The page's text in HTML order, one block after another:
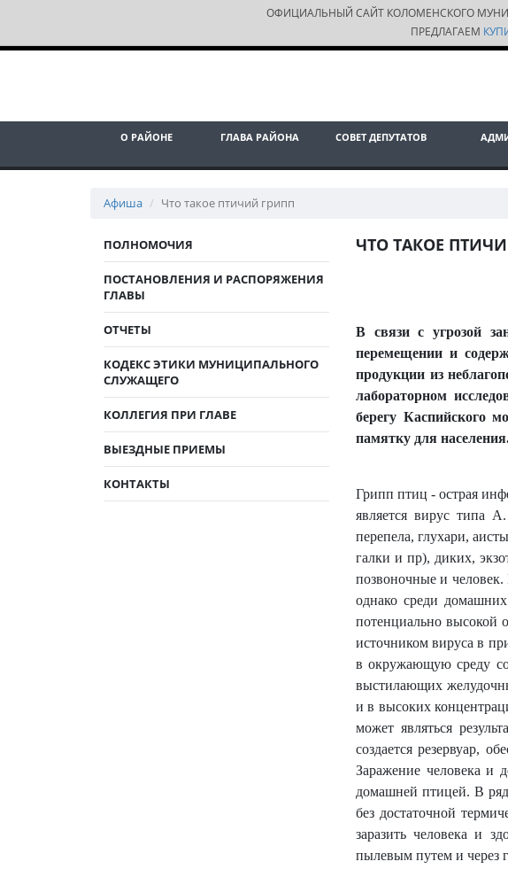
ОФИЦИАЛЬНЫЙ САЙТ КОЛОМЕНСКОГО
ПРЕДЛАГАЕМ
О РАЙОНЕ ГЛАВА РАЙОНА СОВЕТ ДЕПУТАТОВ
Афиша Что такое птичий грипп
ПОЛНОМОЧИЯ
ПОСТАНОВЛЕНИЯ И РАСПОРЯЖЕНИЯ
ГЛАВЫ
ОТЧЕТЫ
КОДЕКС ЭТИКИ МУНИЦИПАЛЬНОГО
СЛУЖАЩЕГО
КОЛЛЕГИЯ ПРИ ГЛАВЕ
ВЫЕЗДНЫЕ ПРИЕМЫ
КОНТАКТЫ
ЧТО ТАКОЕ
В связи с угрозой
перемещении и
продукции из
лабораторном
берегу Каспийского
памятку для
Грипп птиц - острая
является вирус типа
перепела, глухари,
галки и пр), диких,
позвоночные и
однако среди
потенциально высокой
источником вируса в
в окружающую среду
выстилающих
и в высоких
может являться
создается резервуар,
Заражение человека и
домашней птицей. В
без достаточной
заразить человека и
пылевым путем и через